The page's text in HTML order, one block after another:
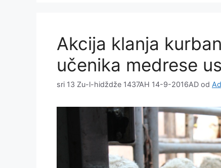
Akcija klanja
učenika medrese
sri 13 Zu-l-hidždže 1437AH 14-9-2016AD od